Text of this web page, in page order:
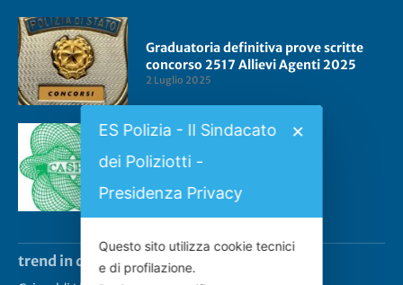
Graduatoria definitiva prove scritte
concorso 2517 Allievi Agenti 2025
2 Luglio 2025
Convenzione CASPIE 2023
trend in questo momento
ES Polizia - Il Sindacato
dei Poliziotti -
Presidenza Privacy
✕
Questo sito utilizza cookie tecnici
e di profilazione.